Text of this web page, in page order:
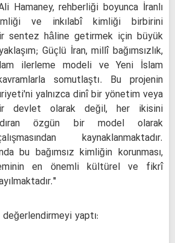
Hamaney, rehberliği boyunca İranlı
ve inkılabî kimliği birbirini
sentez hâline getirmek için büyük
Güçlü İran, millî bağımsızlık,
ilerleme modeli ve Yeni İslam
somutlaştı. Bu projenin
yalnızca dinî bir yönetim veya
devlet olarak değil, her ikisini
özgün bir model olarak
kaynaklanmaktadır.
bu bağımsız kimliğin korunması,
en önemli kültürel ve fikrî
değerlendirmeyi yaptı: